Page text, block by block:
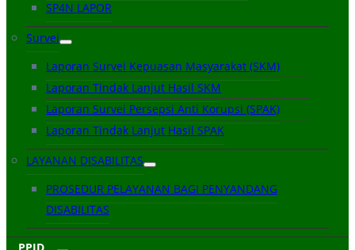
SP4N LAPOR
Survei
Laporan Survei Kepuasan Masyarakat (SKM)
Laporan Tindak Lanjut Hasil SKM
Laporan Survei Persepsi Anti Korupsi (SPAK)
Laporan Tindak Lanjut Hasil SPAK
LAYANAN DISABILITAS
PROSEDUR PELAYANAN BAGI PENYANDANG
DISABILITAS